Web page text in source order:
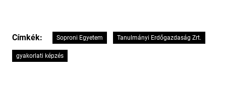
Címkék: Soproni Egyetem Tanulmányi Erdőgazdaság Zrt.
gyakorlati képzés